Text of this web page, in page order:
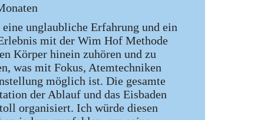
eine unglaubliche Erfahrung und ein
mit der Wim Hof Methode
Körper hinein zuhören und zu
was mit Fokus, Atemtechniken
möglich ist. Die gesamte
der Ablauf und das Eisbaden
organisiert. Ich würde diesen